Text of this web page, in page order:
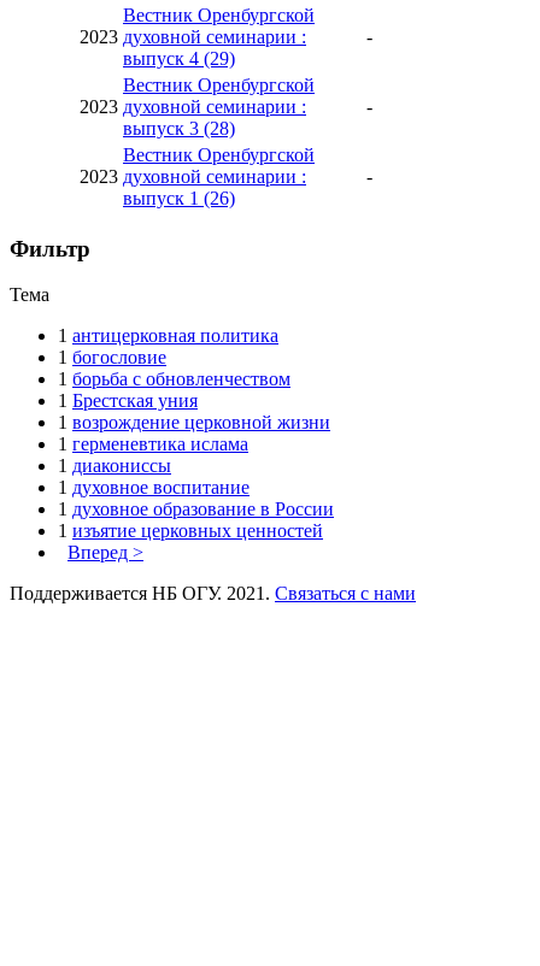
2023
Вестник Оренбургской
духовной семинарии :
выпуск 4 (29)
-
2023
Вестник Оренбургской
духовной семинарии :
выпуск 3 (28)
-
2023
Вестник Оренбургской
духовной семинарии :
выпуск 1 (26)
-
Фильтр
Тема
1 антицерковная политика
1 богословие
1 борьба с обновленчеством
1 Брестская уния
1 возрождение церковной жизни
1 герменевтика ислама
1 диакониссы
1 духовное воспитание
1 духовное образование в России
1 изъятие церковных ценностей
Вперед >
Поддерживается НБ ОГУ. 2021. Связаться с нами